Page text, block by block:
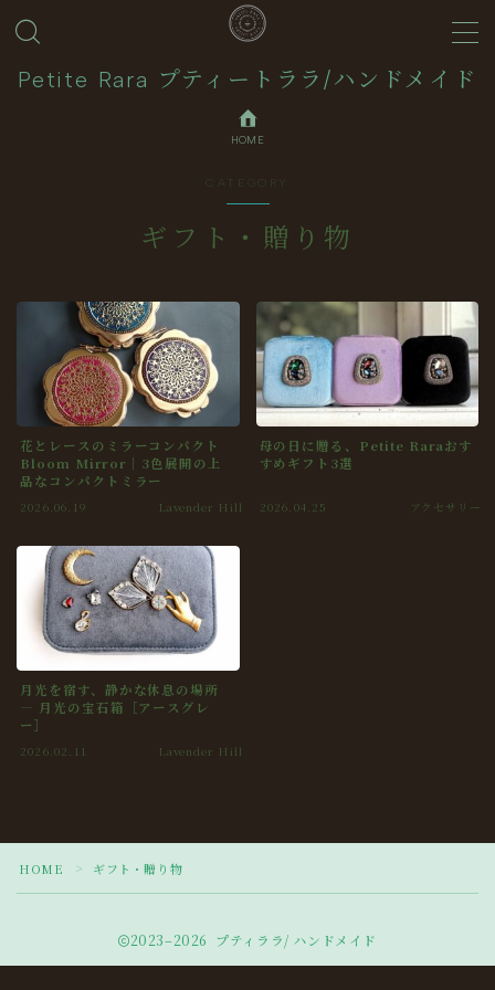
Petite Rara プティートララ/ハンドメイド
MENU
Collection
HOME
CATEGORY
ギフト・贈り物
花とレースのミラーコンパクト
Bloom Mirror｜3色展開の上
品なコンパクトミラー
2026.06.19 Lavender Hill
母の日に贈る、Petite Raraおす
すめギフト3選
2026.04.25 アクセサリー
月光を宿す、静かな休息の場所
― 月光の宝石箱［アースグレ
ー］
2026.02.11 Lavender Hill
HOME ＞ ギフト・贈り物
2023–2026 プティララ/ ハンドメイド